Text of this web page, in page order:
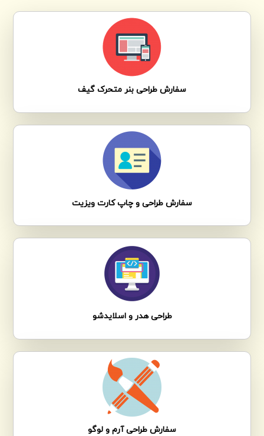
سفارش طراحی بنر متحرک گیف
سفارش طراحی و چاپ کارت ویزیت
طراحی هدر و اسلایدشو
سفارش طراحی آرم و لوگو